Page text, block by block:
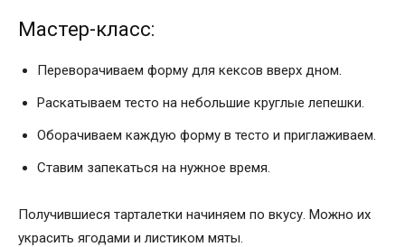
Мастер-класс:
Переворачиваем форму для кексов вверх дном.
Раскатываем тесто на небольшие круглые лепешки.
Оборачиваем каждую форму в тесто и приглаживаем.
Ставим запекаться на нужное время.
Получившиеся тарталетки начиняем по вкусу. Можно их
украсить ягодами и листиком мяты.